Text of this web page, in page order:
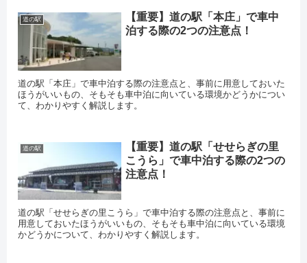
道の駅
【重要】道の駅「本庄」で車中
泊する際の2つの注意点！
道の駅「本庄」で車中泊する際の注意点と、事前に用意しておいた
ほうがいいもの、そもそも車中泊に向いている環境かどうかについ
て、わかりやすく解説します。
道の駅
【重要】道の駅「せせらぎの里
こうら」で車中泊する際の2つの
注意点！
道の駅「せせらぎの里こうら」で車中泊する際の注意点と、事前に
用意しておいたほうがいいもの、そもそも車中泊に向いている環境
かどうかについて、わかりやすく解説します。